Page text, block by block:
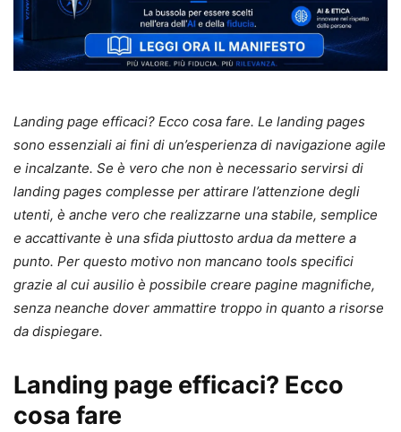
Landing page efficaci? Ecco cosa fare. Le landing pages
sono essenziali ai fini di un’esperienza di navigazione agile
e incalzante. Se è vero che non è necessario servirsi di
landing pages complesse per attirare l’attenzione degli
utenti, è anche vero che realizzarne una stabile, semplice
e accattivante è una sfida piuttosto ardua da mettere a
punto. Per questo motivo non mancano tools specifici
grazie al cui ausilio è possibile creare pagine magnifiche,
senza neanche dover ammattire troppo in quanto a risorse
da dispiegare.
Landing page efficaci? Ecco
cosa fare